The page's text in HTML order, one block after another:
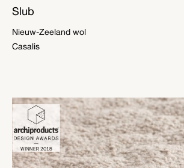
Slub
Nieuw-Zeeland wol
Casalis